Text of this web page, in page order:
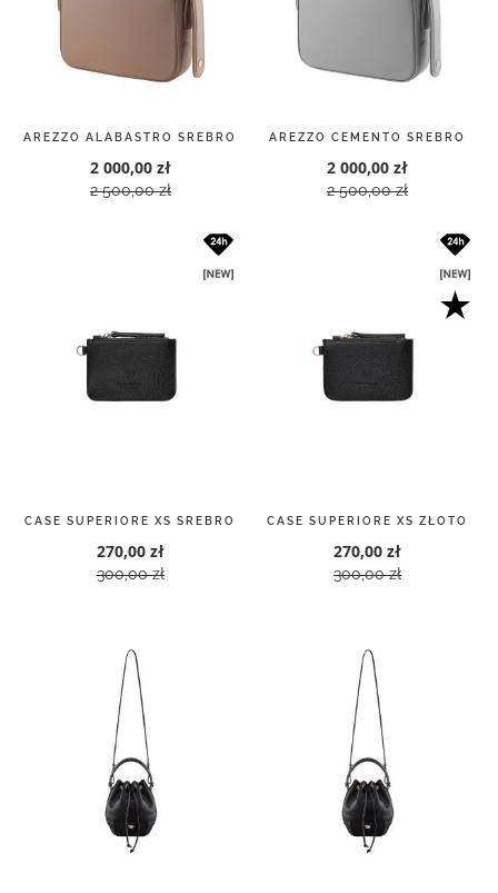
AREZZO ALABASTRO SREBRO
2 000,00 zł
2 500,00 zł
AREZZO CEMENTO SREBRO
2 000,00 zł
2 500,00 zł
CASE SUPERIORE XS SREBRO
270,00 zł
300,00 zł
CASE SUPERIORE XS ZŁOTO
270,00 zł
300,00 zł